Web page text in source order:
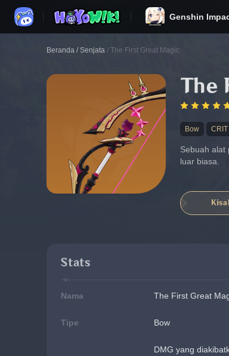
Genshin
Beranda / Senjata / The First Great Magic
The
Bow
Sebuah alat
luar biasa.
Stats
Nama The First Great
Tipe Bow
DMG yang